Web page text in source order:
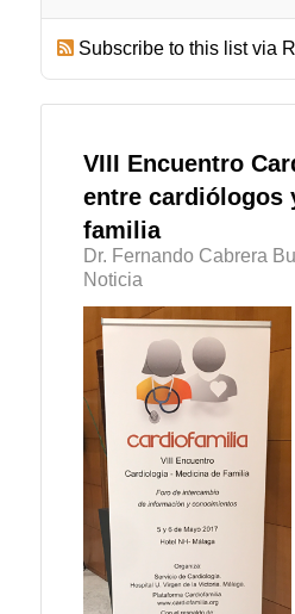
Subscribe to this list via
VIII Encuentro
entre cardiólogos
familia
Dr. Fernando Cabrera
Noticia